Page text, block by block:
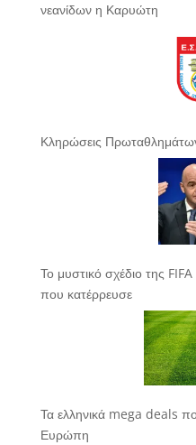
νεανίδων η Καρυώτη
Κληρώσεις
Το μυστικό σχέδιο της
που κατέρρευσε
Τα ελληνικά mega deals
Ευρώπη